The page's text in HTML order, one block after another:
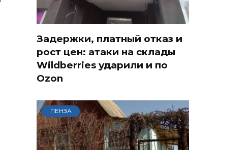
Задержки, платный отказ и
рост цен: атаки на склады
Wildberries ударили и по
Ozon
ПЕНЗА